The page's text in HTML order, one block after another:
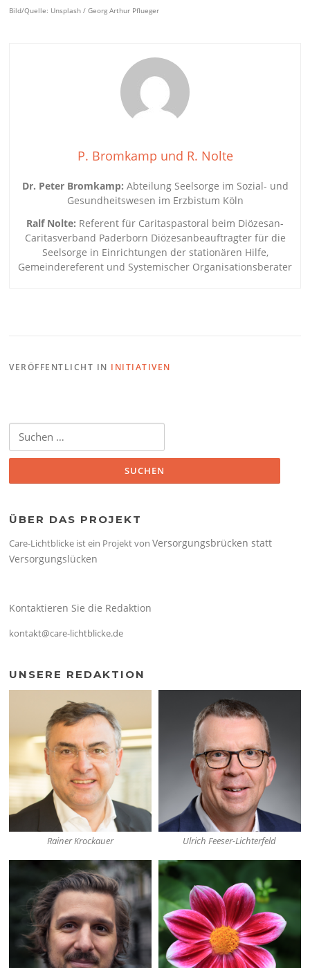
Bild/Quelle: Unsplash / Georg Arthur Pflueger
P. Bromkamp und R. Nolte
Dr. Peter Bromkamp: Abteilung Seelsorge im Sozial- und
Gesundheitswesen im Erzbistum Köln
Ralf Nolte: Referent für Caritaspastoral beim Diözesan-
Caritasverband Paderborn Diözesanbeauftragter für die
Seelsorge in Einrichtungen der stationären Hilfe,
Gemeindereferent und Systemischer Organisationsberater
VERÖFFENTLICHT IN INITIATIVEN
Suchen
nach:
ÜBER DAS PROJEKT
Care-Lichtblicke ist ein Projekt vonVersorgungsbrücken statt
Versorgungslücken
Kontaktieren Sie die Redaktion
kontakt@care-lichtblicke.de
UNSERE REDAKTION
Rainer Krockauer Ulrich Feeser-Lichterfeld